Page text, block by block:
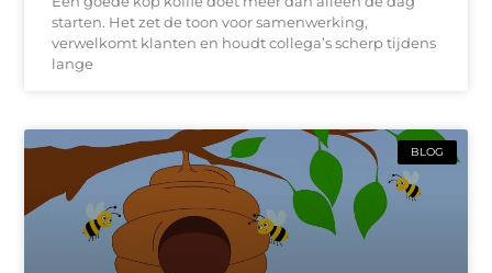
starten. Het zet de toon voor samenwerking,
verwelkomt klanten en houdt collega’s scherp tijdens
lange
BLOG